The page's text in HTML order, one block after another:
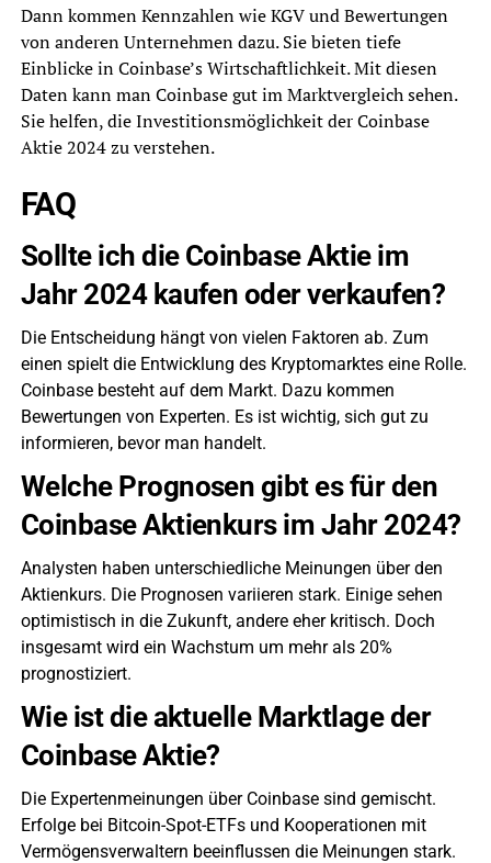
Dann kommen Kennzahlen wie KGV und Bewertungen
von anderen Unternehmen dazu. Sie bieten tiefe
Einblicke in Coinbase’s Wirtschaftlichkeit. Mit diesen
Daten kann man Coinbase gut im Marktvergleich sehen.
Sie helfen, die Investitionsmöglichkeit der Coinbase
Aktie 2024 zu verstehen.
FAQ
Sollte ich die Coinbase Aktie im
Jahr 2024 kaufen oder verkaufen?
Die Entscheidung hängt von vielen Faktoren ab. Zum
einen spielt die Entwicklung des Kryptomarktes eine Rolle.
Coinbase besteht auf dem Markt. Dazu kommen
Bewertungen von Experten. Es ist wichtig, sich gut zu
informieren, bevor man handelt.
Welche Prognosen gibt es für den
Coinbase Aktienkurs im Jahr 2024?
Analysten haben unterschiedliche Meinungen über den
Aktienkurs. Die Prognosen variieren stark. Einige sehen
optimistisch in die Zukunft, andere eher kritisch. Doch
insgesamt wird ein Wachstum um mehr als 20%
prognostiziert.
Wie ist die aktuelle Marktlage der
Coinbase Aktie?
Die Expertenmeinungen über Coinbase sind gemischt.
Erfolge bei Bitcoin-Spot-ETFs und Kooperationen mit
Vermögensverwaltern beeinflussen die Meinungen stark.